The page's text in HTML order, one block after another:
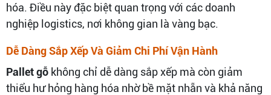
hóa. Điều này đặc biệt quan trọng với các doanh
nghiệp logistics, nơi không gian là vàng bạc.
Dễ Dàng Sắp Xếp Và Giảm Chi Phí Vận Hành
Pallet gỗ không chỉ dễ dàng sắp xếp mà còn giảm
thiểu hư hỏng hàng hóa nhờ bề mặt nhẵn và khả năng